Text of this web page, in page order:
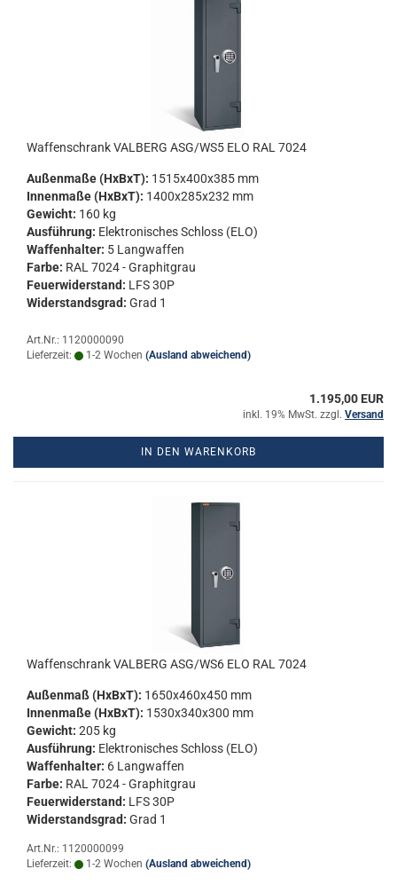
Waf­fen­schrank VAL­BERG ASG/WS5 ELO RAL 7024
Au­ßen­ma­ße (HxBxT): 1515x400x385 mm
In­nen­ma­ße (HxBxT): 1400x285x232 mm
Ge­wicht: 160 kg
Aus­füh­rung: Elek­tro­ni­sches Schloss (ELO)
Waf­fen­hal­ter: 5 Lang­waf­fen
Farbe: RAL 7024 - Gra­phit­grau
Feu­er­wi­der­stand: LFS 30P
Wi­der­stands­grad: Grad 1
Art.Nr.: 1120000090
Lieferzeit:
1-2 Wochen (Ausland abweichend)
1.195,00 EUR
inkl. 19% MwSt. zzgl. Versand
IN DEN WARENKORB
Waf­fen­schrank VAL­BERG ASG/WS6 ELO RAL 7024
Au­ßen­maß (HxBxT): 1650x460x450 mm
In­nen­ma­ße (HxBxT): 1530x340x300 mm
Ge­wicht: 205 kg
Aus­füh­rung: Elek­tro­ni­sches Schloss (ELO)
Waf­fen­hal­ter: 6 Lang­waf­fen
Farbe: RAL 7024 - Gra­phit­grau
Feu­er­wi­der­stand: LFS 30P
Wi­der­stands­grad: Grad 1
Art.Nr.: 1120000099
Lieferzeit:
1-2 Wochen (Ausland abweichend)